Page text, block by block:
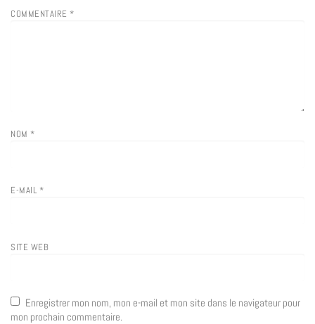
COMMENTAIRE *
NOM *
E-MAIL *
SITE WEB
Enregistrer mon nom, mon e-mail et mon site dans le navigateur pour
mon prochain commentaire.